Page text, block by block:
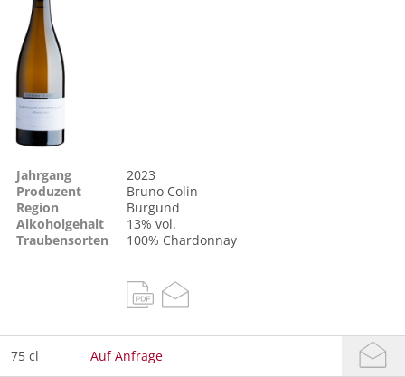
Jahrgang
2023
Produzent
Bruno Colin
Region
Burgund
Alkoholgehalt
13% vol.
Traubensorten
100% Chardonnay
75 cl Auf Anfrage